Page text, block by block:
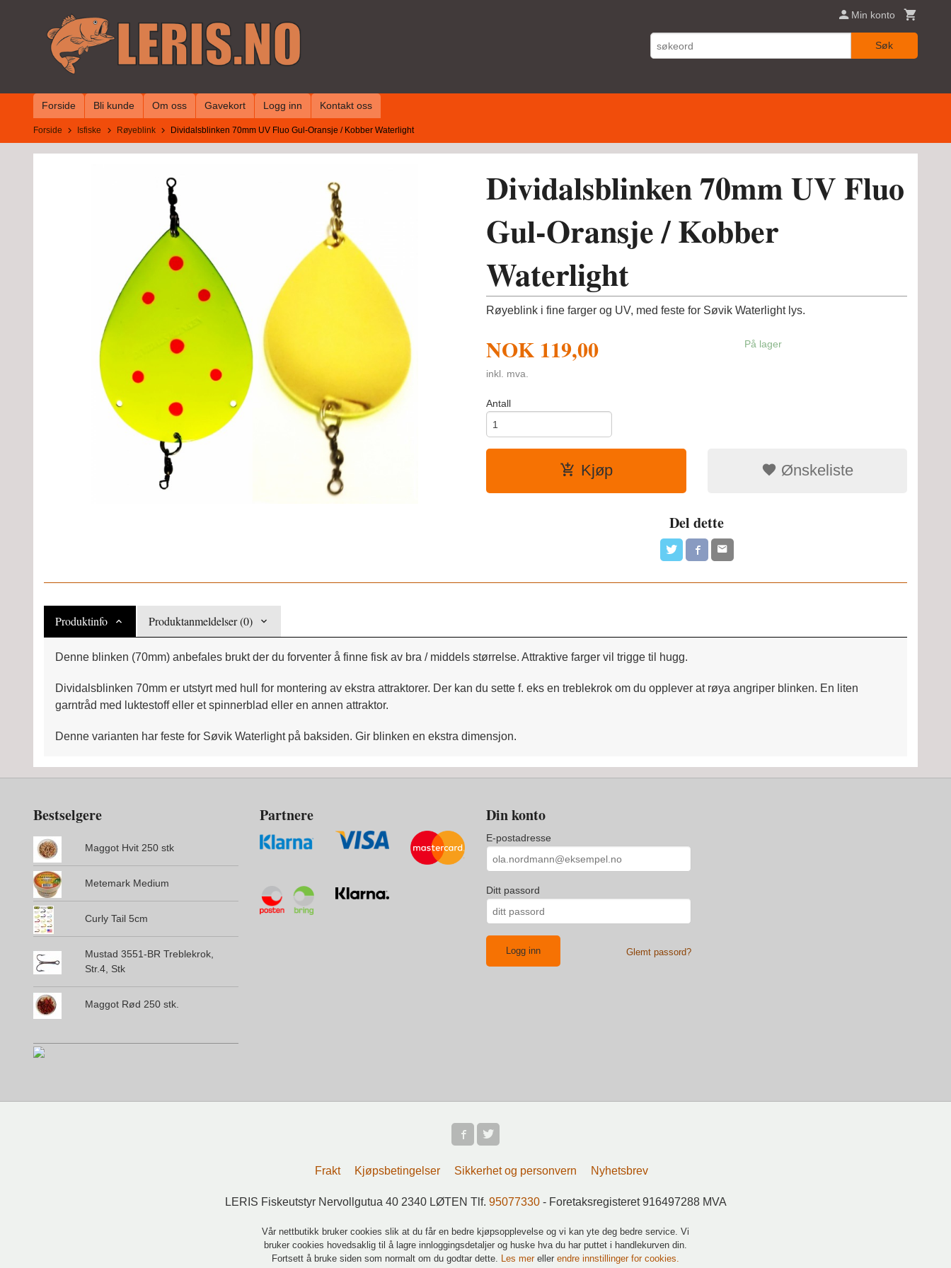
Min konto
Søk
Forside Bli kunde Om oss Gavekort Logg inn Kontakt oss
Forside Isfiske Røyeblink Dividalsblinken 70mm UV Fluo Gul-Oransje / Kobber Waterlight
Dividalsblinken 70mm UV Fluo
Gul-Oransje / Kobber
Waterlight
Røyeblink i fine farger og UV, med feste for Søvik Waterlight lys.
NOK 119,00
inkl. mva.
På lager
Antall
Kjøp Ønskeliste
Del dette
Produktinfo Produktanmeldelser (0)
Denne blinken (70mm) anbefales brukt der du forventer å finne fisk av bra / middels størrelse. Attraktive farger vil trigge til hugg.
Dividalsblinken 70mm er utstyrt med hull for montering av ekstra attraktorer. Der kan du sette f. eks en treblekrok om du opplever at røya angriper blinken. En liten
garntråd med luktestoff eller et spinnerblad eller en annen attraktor.
Denne varianten har feste for Søvik Waterlight på baksiden. Gir blinken en ekstra dimensjon.
Bestselgere
Maggot Hvit 250 stk
Metemark Medium
Curly Tail 5cm
Mustad 3551-BR Treblekrok,
Str.4, Stk
Maggot Rød 250 stk.
Partnere Din konto
E-postadresse
Ditt passord
Glemt passord?
Frakt Kjøpsbetingelser Sikkerhet og personvern Nyhetsbrev
LERIS Fiskeutstyr Nervollgutua 40 2340 LØTEN Tlf. 95077330- Foretaksregisteret 916497288 MVA
Vår nettbutikk bruker cookies slik at du får en bedre kjøpsopplevelse og vi kan yte deg bedre service. Vi
bruker cookies hovedsaklig til å lagre innloggingsdetaljer og huske hva du har puttet i handlekurven din.
Fortsett å bruke siden som normalt om du godtar dette. Les mer eller endre innstillinger for cookies.